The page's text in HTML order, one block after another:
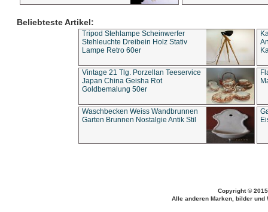
Beliebteste Artikel:
Tripod Stehlampe Scheinwerfer
Stehleuchte Dreibein Holz Stativ
Lampe Retro 60er
Vintage 21 Tlg. Porzellan Teeservice
Japan China Geisha Rot
Goldbemalung 50er
Waschbecken Weiss Wandbrunnen
Garten Brunnen Nostalgie Antik Stil
Copyright ©
Alle anderen Marken, bilder und